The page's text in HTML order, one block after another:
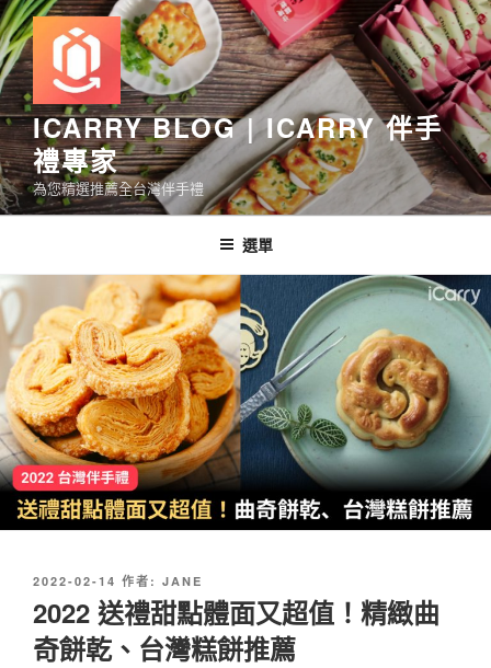
跳
至
主
要
內
容
ICARRY BLOG | ICARRY 伴手
禮專家
為您精選推薦全台灣伴手禮
選單
發
於
2022-02-14 作者: JANE
2022 送禮甜點體面又超值！精緻曲
奇餅乾、台灣糕餅推薦